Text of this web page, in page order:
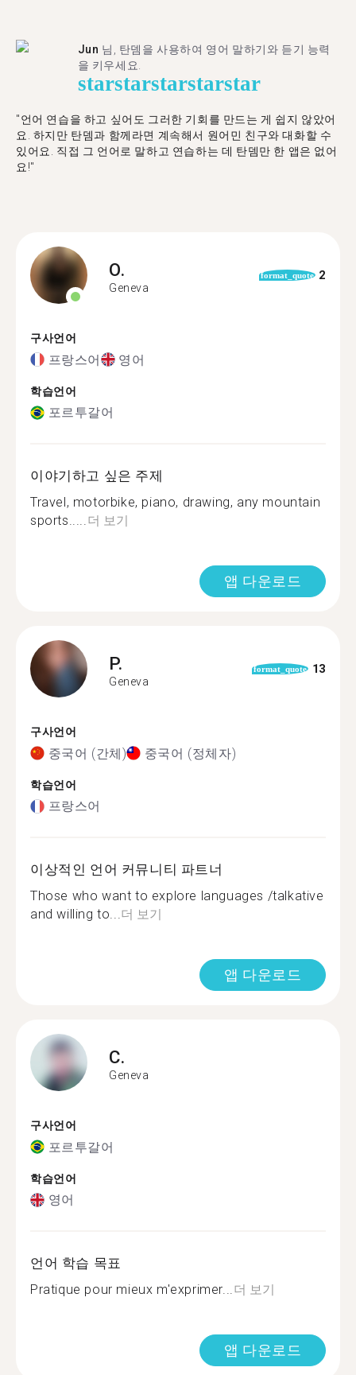
Jun 님, 탄뎀을 사용하여 영어 말하기와 듣기 능력
을 키우세요.
starstarstarstarstar
"언어 연습을 하고 싶어도 그러한 기회를 만드는 게 쉽지 않았어
요. 하지만 탄뎀과 함께라면 계속해서 원어민 친구와 대화할 수
있어요. 직접 그 언어로 말하고 연습하는 데 탄뎀만 한 앱은 없어
요!"
O.
Geneva
format_quote 2
구사언어
프랑스어 영어
학습언어
포르투갈어
이야기하고 싶은 주제
Travel, motorbike, piano, drawing, any mountain
sports.....더 보기
앱 다운로드
P.
Geneva
format_quote 13
구사언어
중국어 (간체) 중국어 (정체자)
학습언어
프랑스어
이상적인 언어 커뮤니티 파트너
Those who want to explore languages /talkative
and willing to...더 보기
앱 다운로드
C.
Geneva
구사언어
포르투갈어
학습언어
영어
언어 학습 목표
Pratique pour mieux m'exprimer...더 보기
앱 다운로드